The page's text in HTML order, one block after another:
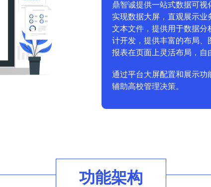
鼎智诚提供一站式数据可
实现数据大屏，直观展示业
文本文件，提供用于数据分
计开发，提供丰富的布局、
报表在页面上灵活布局，自
通过平台大屏配置和展示功
辅助高校管理决策。
功能架构